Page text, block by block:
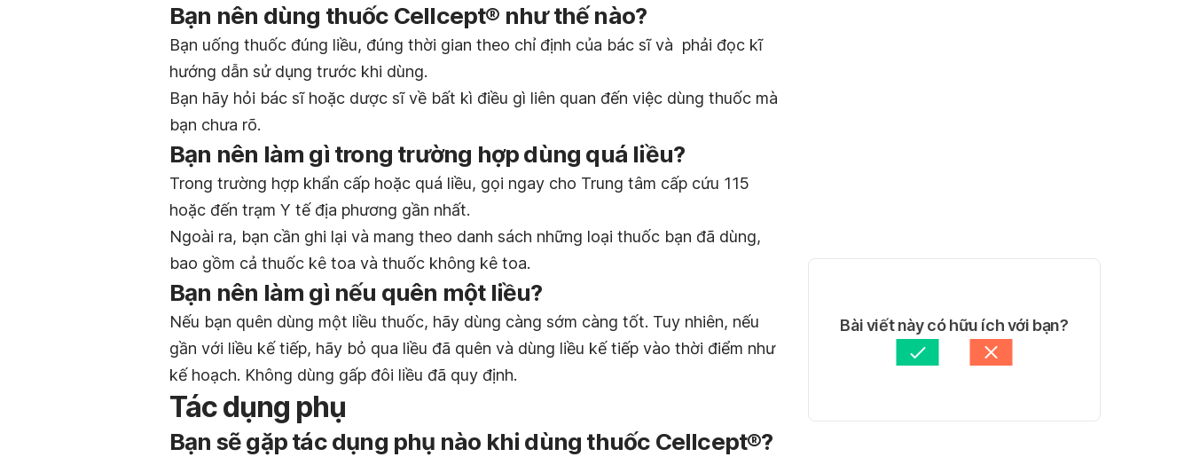
Bạn nên dùng thuốc Cellcept® như thế nào?
Bạn uống thuốc đúng liều, đúng thời gian theo chỉ định của bác sĩ và phải đọc kĩ
hướng dẫn sử dụng trước khi dùng.
Bạn hãy hỏi bác sĩ hoặc dược sĩ về bất kì điều gì liên quan đến việc dùng thuốc mà
bạn chưa rõ.
Bạn nên làm gì trong trường hợp dùng quá liều?
Trong trường hợp khẩn cấp hoặc quá liều, gọi ngay cho Trung tâm cấp cứu 115
hoặc đến trạm Y tế địa phương gần nhất.
Ngoài ra, bạn cần ghi lại và mang theo danh sách những loại thuốc bạn đã dùng,
bao gồm cả thuốc kê toa và thuốc không kê toa.
Bạn nên làm gì nếu quên một liều?
Nếu bạn quên dùng một liều thuốc, hãy dùng càng sớm càng tốt. Tuy nhiên, nếu
gần với liều kế tiếp, hãy bỏ qua liều đã quên và dùng liều kế tiếp vào thời điểm như
kế hoạch. Không dùng gấp đôi liều đã quy định.
Tác dụng phụ
Bạn sẽ gặp tác dụng phụ nào khi dùng thuốc Cellcept®?
Bài viết này có hữu ích với bạn?